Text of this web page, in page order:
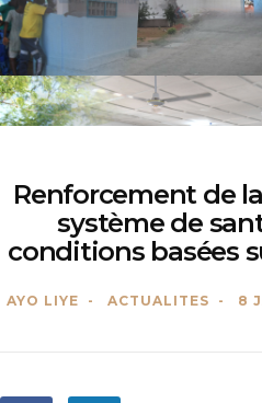
Renforcement de
système de
conditions basées
AYO LIYE ACTUALITES 8